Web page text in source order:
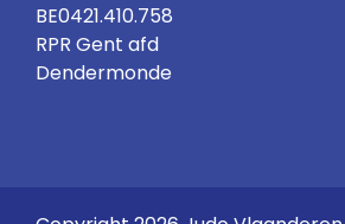
BE0421.410.758
RPR Gent afd
Dendermonde